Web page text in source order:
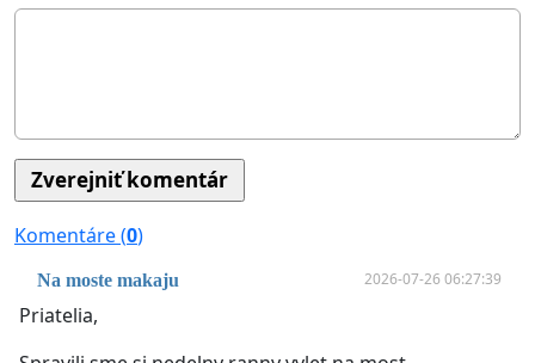
Komentáre (0)
Na moste makaju 2026-07-26 06:27:39
Priatelia,